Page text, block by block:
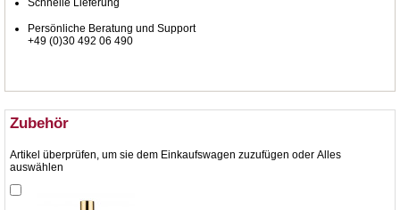
Schnelle Lieferung
Persönliche Beratung und Support
+49 (0)30 492 06 490
Zubehör
Artikel überprüfen, um sie dem Einkaufswagen zuzufügen oder Alles
auswählen